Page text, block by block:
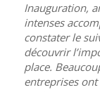
Inauguration,
intenses
constater le
découvrir
place.
entreprises ont